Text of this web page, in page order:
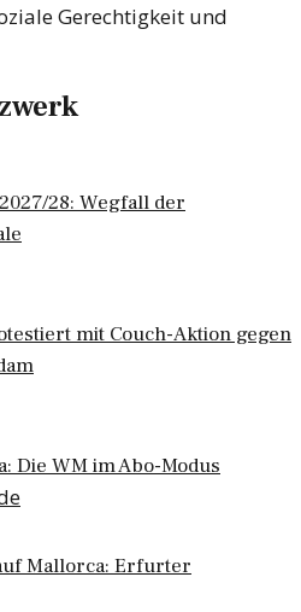
Gerechtigkeit und
28: Wegfall der
mit Couch-Aktion gegen
Die WM im Abo-Modus
Mallorca: Erfurter